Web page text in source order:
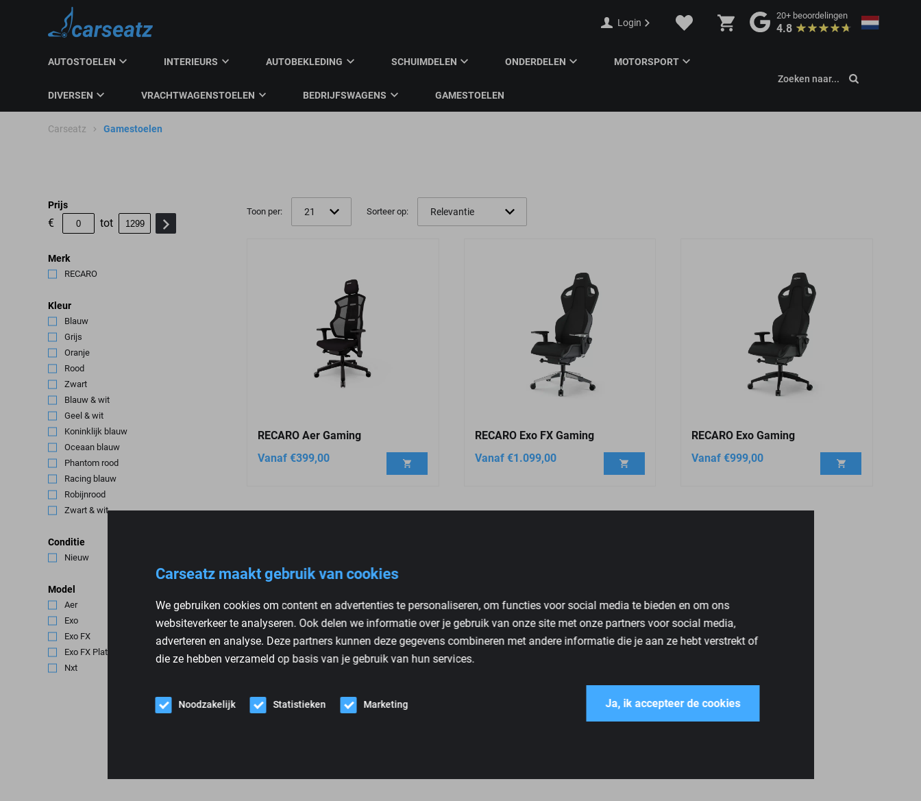
Carseatz maakt gebruik van cookies
We gebruiken cookies om content en advertenties te personaliseren, om functies voor social media te bieden en om ons
websiteverkeer te analyseren. Ook delen we informatie over je gebruik van onze site met onze partners voor social media,
adverteren en analyse. Deze partners kunnen deze gegevens combineren met andere informatie die je aan ze hebt verstrekt of
die ze hebben verzameld op basis van je gebruik van hun services.
Noodzakelijk Statistieken Marketing Ja, ik accepteer de cookies
Login
20+beoordelingen
4.8
AUTOSTOELEN INTERIEURS AUTOBEKLEDING SCHUIMDELEN ONDERDELEN MOTORSPORT
DIVERSEN VRACHTWAGENSTOELEN BEDRIJFSWAGENS GAMESTOELEN
Zoeken naar...
Carseatz Gamestoelen
Prijs
€ tot
Merk
RECARO
Kleur
Blauw
Grijs
Oranje
Rood
Zwart
Blauw & wit
Geel & wit
Koninklijk blauw
Oceaan blauw
Phantom rood
Racing blauw
Robijnrood
Zwart & wit(1)
Conditie
Nieuw
Model
Aer
Exo
Exo FX
Exo FX Platinum
Nxt
Toon per: Sorteer op:
RECARO Aer Gaming
Vanaf €399,00
RECARO Exo FX Gaming
Vanaf €1.099,00
RECARO Exo Gaming
Vanaf€999,00
RECARO Exo Platinum Gaming